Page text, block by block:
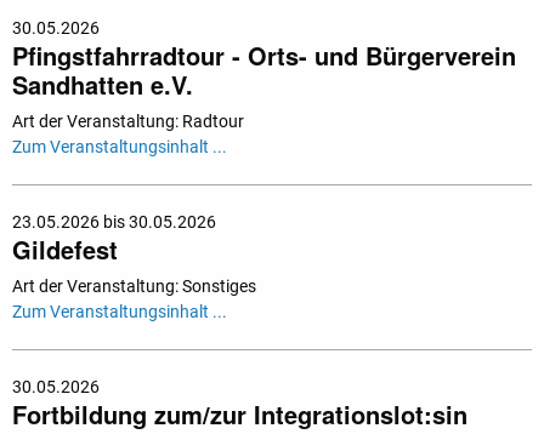
30.05.2026
Pfingstfahrradtour - Orts- und Bürgerverein
Sandhatten e.V.
Art der Veranstaltung: Radtour
Zum Veranstaltungsinhalt ...
23.05.2026 bis 30.05.2026
Gildefest
Art der Veranstaltung: Sonstiges
Zum Veranstaltungsinhalt ...
30.05.2026
Fortbildung zum/zur Integrationslot:sin